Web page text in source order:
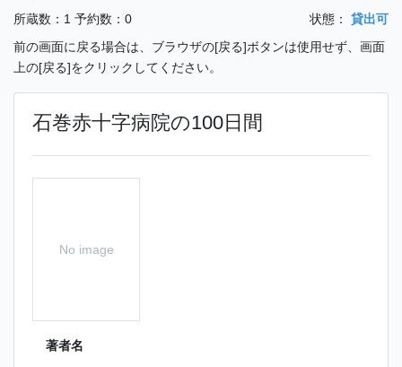
所蔵数：1 予約数：0 状態：
貸出可
前の画面に戻る場合は、ブラウザの[戻る]ボタンは使用せず、画面
上の[戻る]をクリックしてください。
石巻赤十字病院の100日間
No image
著者名